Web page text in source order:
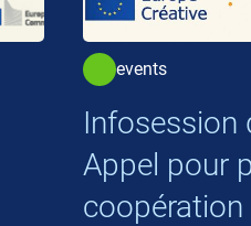
events
Infosession
Appel pour